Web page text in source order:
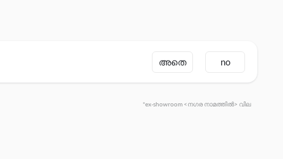
അതെ no
*ex-showroom <നഗര നാമത്തിൽ> വില